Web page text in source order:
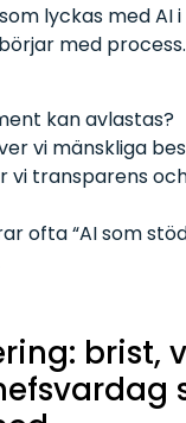
lyckas med AI
med
kan avlastas?
vi mänskliga
vi transparens
ofta “AI som
brist,